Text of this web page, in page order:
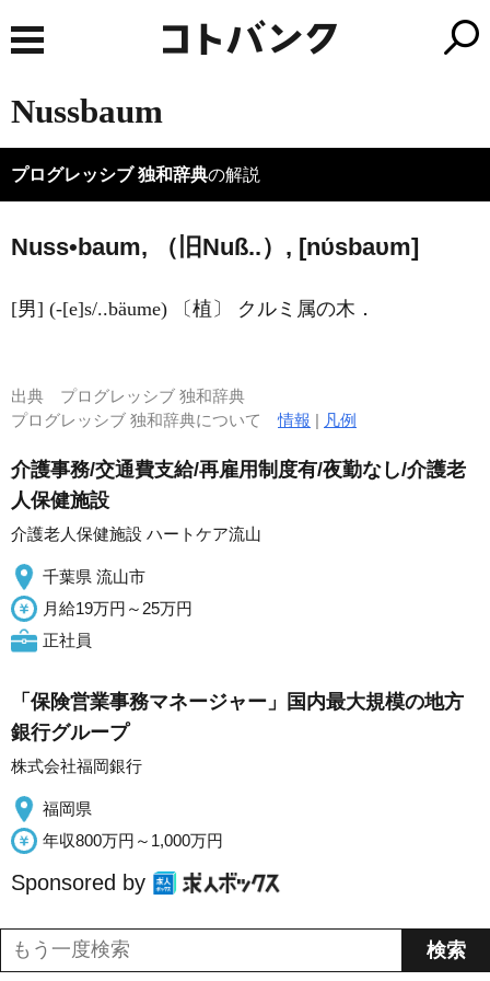
Nussbaum
プログレッシブ 独和辞典の解説
Nuss•baum, （旧Nuß..）, [nύsbaυm]
[男] (-[e]s/..bäume) 〔植〕 クルミ属の木．
出典 プログレッシブ 独和辞典
プログレッシブ 独和辞典について情報 | 凡例
介護事務/交通費支給/再雇用制度有/夜勤なし/介護老
人保健施設
介護老人保健施設 ハートケア流山
千葉県 流山市
月給19万円～25万円
正社員
「保険営業事務マネージャー」国内最大規模の地方
銀行グループ
株式会社福岡銀行
福岡県
年収800万円～1,000万円
Sponsored by